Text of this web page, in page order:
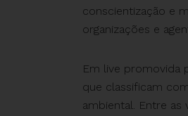
conscientização e
organizações e
Em live promovida
que classificam
ambiental. Entre